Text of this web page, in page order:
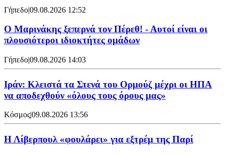
Γήπεδο|09.08.2026 12:52
Ο Μαρινάκης ξεπερνά τον Πέρεθ! - Αυτοί είναι οι
πλουσιότεροι ιδιοκτήτες ομάδων
Γήπεδο|09.08.2026 14:03
Ιράν: Κλειστά τα Στενά του Ορμούζ μέχρι οι ΗΠΑ
να αποδεχθούν «όλους τους όρους μας»
Κόσμος|09.08.2026 13:56
Η Λίβερπουλ «φουλάρει» για εξτρέμ της Παρί